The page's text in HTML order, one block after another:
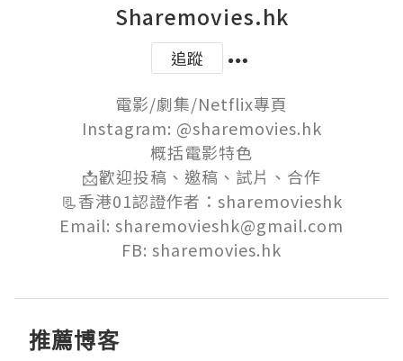
Sharemovies.hk
追蹤
電影/劇集/Netflix專頁
Instagram: @sharemovies.hk
概括電影特色
📩歡迎投稿、邀稿、試片、合作
📃香港01認證作者：sharemovieshk
Email: sharemovieshk@gmail.com
FB: sharemovies.hk
推薦博客